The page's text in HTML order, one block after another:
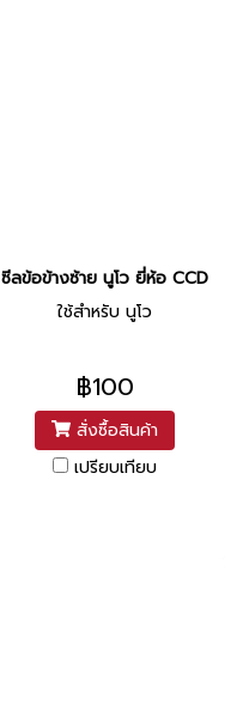
ซีลข้อข้างซ้าย นูโว ยี่ห้อ CCD
ใช้สำหรับ นูโว
฿100
สั่งซื้อสินค้า
เปรียบเทียบ